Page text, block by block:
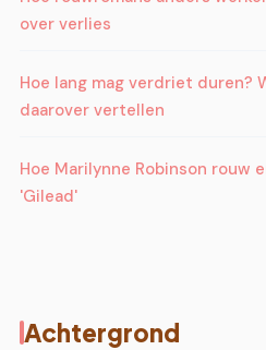
over verlies
Hoe lang mag verdriet duren?
daarover vertellen
Hoe Marilynne Robinson rouw
'Gilead'
Achtergrond